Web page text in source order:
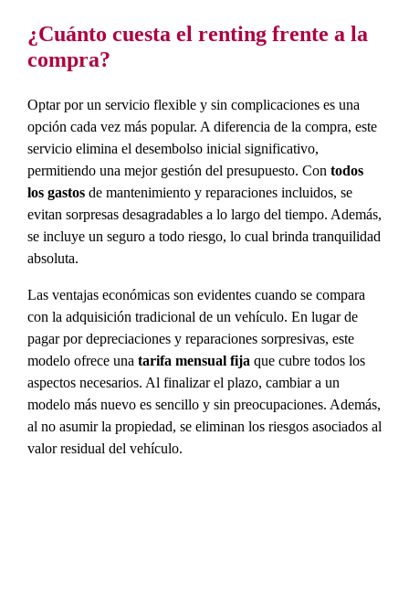
¿Cuánto cuesta el renting frente a la
compra?
Optar por un servicio flexible y sin complicaciones es una
opción cada vez más popular. A diferencia de la compra, este
servicio elimina el desembolso inicial significativo,
permitiendo una mejor gestión del presupuesto. Con todos
los gastos de mantenimiento y reparaciones incluidos, se
evitan sorpresas desagradables a lo largo del tiempo. Además,
se incluye un seguro a todo riesgo, lo cual brinda tranquilidad
absoluta.
Las ventajas económicas son evidentes cuando se compara
con la adquisición tradicional de un vehículo. En lugar de
pagar por depreciaciones y reparaciones sorpresivas, este
modelo ofrece una tarifa mensual fija que cubre todos los
aspectos necesarios. Al finalizar el plazo, cambiar a un
modelo más nuevo es sencillo y sin preocupaciones. Además,
al no asumir la propiedad, se eliminan los riesgos asociados al
valor residual del vehículo.